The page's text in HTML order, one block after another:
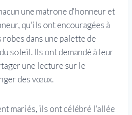
une matrone d'honneur et
qu'ils ont encouragées à
dans une palette de
soleil. Ils ont demandé à leur
une lecture sur le
des vœux.
mariés, ils ont célébré l'allée